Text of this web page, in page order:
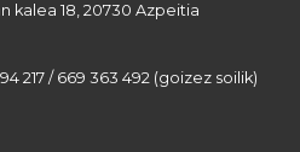
kalea 18, 20730 Azpeitia
217 / 669 363 492 (goizez soilik)